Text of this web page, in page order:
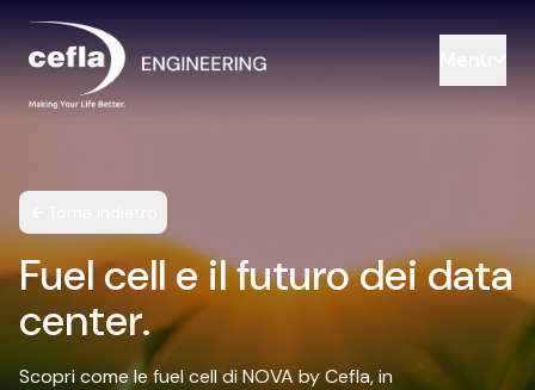
Fuel cell e il futuro dei data
center.
Scopri come le fuel cell di NOVA by Cefla, in